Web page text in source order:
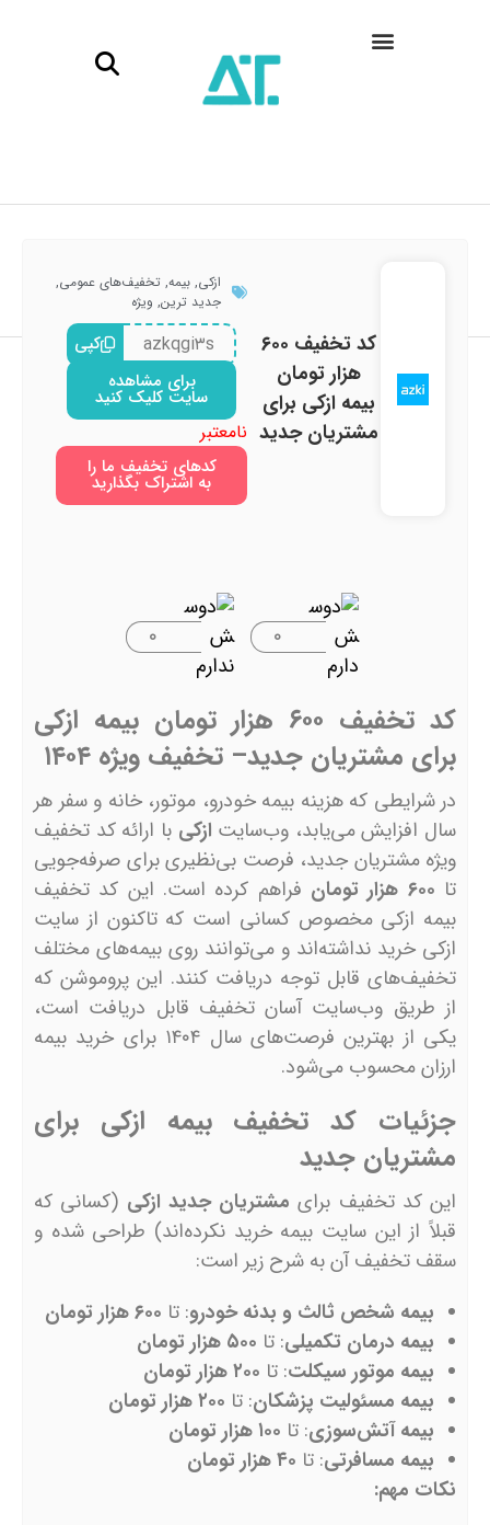
کد تخفیف ۶۰۰
هزار تومان
بیمه ازکی برای
مشتریان جدید
ازکی, بیمه, تخفیف‌های عمومی,
جدید ترین, ویژه
azkqgi۳s
کپی
برای مشاهده
سایت کلیک کنید
نامعتبر
کدهای تخفیف ما را
به اشتراک بگذارید
۰ ۰
کد تخفیف ۶۰۰ هزار تومان بیمه ازکی
برای مشتریان جدید– تخفیف ویژه ۱۴۰۴
در شرایطی که هزینه بیمه خودرو، موتور، خانه و سفر هر
سال افزایش می‌یابد، وب‌سایت ازکی با ارائه کد تخفیف
ویژه مشتریان جدید، فرصت بی‌نظیری برای صرفه‌جویی
تا ۶۰۰ هزار تومان
فراهم کرده است. این کد تخفیف
بیمه ازکی مخصوص کسانی است که تاکنون از سایت
ازکی خرید نداشته‌اند و می‌توانند روی بیمه‌های مختلف
تخفیف‌های قابل توجه دریافت کنند. این پروموشن که
از طریق وب‌سایت آسان تخفیف قابل دریافت است،
یکی از بهترین فرصت‌های سال ۱۴۰۴ برای خرید بیمه
ارزان محسوب می‌شود.
جزئیات کد تخفیف بیمه ازکی برای
مشتریان جدید
این کد تخفیف برای مشتریان جدید ازکی (کسانی که
قبلاً از این سایت بیمه خرید نکرده‌اند) طراحی شده و
سقف تخفیف آن به شرح زیر است:
بیمه شخص ثالث و بدنه خودرو: تا ۶۰۰ هزار تومان
بیمه درمان تکمیلی: تا ۵۰۰ هزار تومان
بیمه موتور سیکلت: تا ۲۰۰ هزار تومان
بیمه مسئولیت پزشکان: تا ۲۰۰ هزار تومان
بیمه آتش‌سوزی: تا ۱۰۰ هزار تومان
بیمه مسافرتی: تا ۴۰ هزار تومان
نکات مهم: